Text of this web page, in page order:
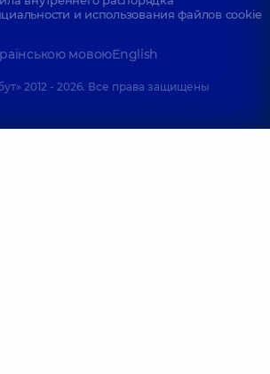
и использования файлов cookie
мовоюEnglish
2012 - 2026. Все права защищены